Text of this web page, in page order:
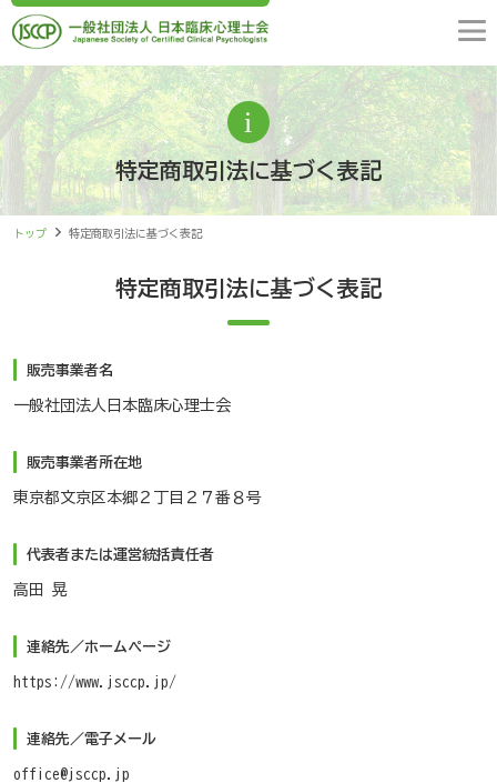
特定商取引法に基づく表記
トップ 特定商取引法に基づく表記
特定商取引法に基づく表記
販売事業者名
一般社団法人日本臨床心理士会
販売事業者所在地
東京都文京区本郷２丁目２７番８号
代表者または運営統括責任者
高田 晃
連絡先／ホームページ
https://www.jsccp.jp/
連絡先／電子メール
office@jsccp.jp